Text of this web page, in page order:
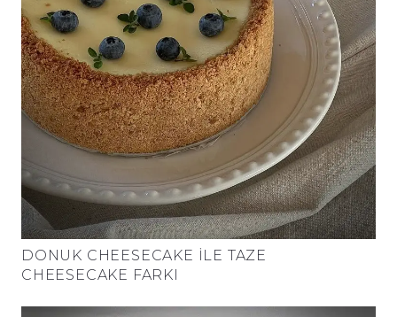
DONUK CHEESECAKE İLE TAZE
CHEESECAKE FARKI